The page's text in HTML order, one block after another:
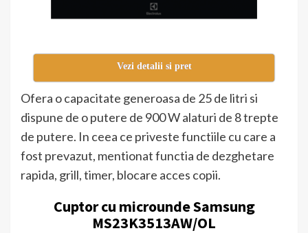
Vezi detalii si pret
Ofera o capacitate generoasa de 25 de litri si
dispune de o putere de 900 W alaturi de 8 trepte
de putere. In ceea ce priveste functiile cu care a
fost prevazut, mentionat functia de dezghetare
rapida, grill, timer, blocare acces copii.
Cuptor cu microunde Samsung
MS23K3513AW/OL